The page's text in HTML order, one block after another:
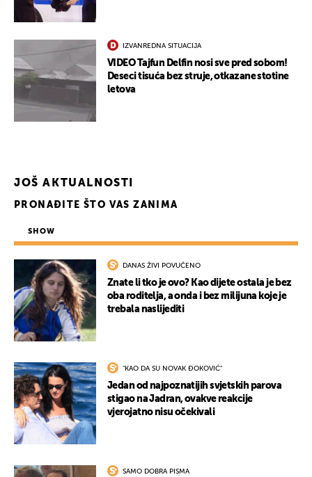
IZVANREDNA SITUACIJA
VIDEO Tajfun Delfin nosi sve pred sobom!
Deseci tisuća bez struje, otkazane stotine
letova
JOŠ AKTUALNOSTI
PRONAĐITE ŠTO VAS ZANIMA
SHOW
DANAS ŽIVI POVUČENO
Znate li tko je ovo? Kao dijete ostala je bez
oba roditelja, a onda i bez milijuna koje je
trebala naslijediti
"KAO DA SU NOVAK ĐOKOVIĆ"
Jedan od najpoznatijih svjetskih parova
stigao na Jadran, ovakve reakcije
vjerojatno nisu očekivali
SAMO DOBRA PISMA